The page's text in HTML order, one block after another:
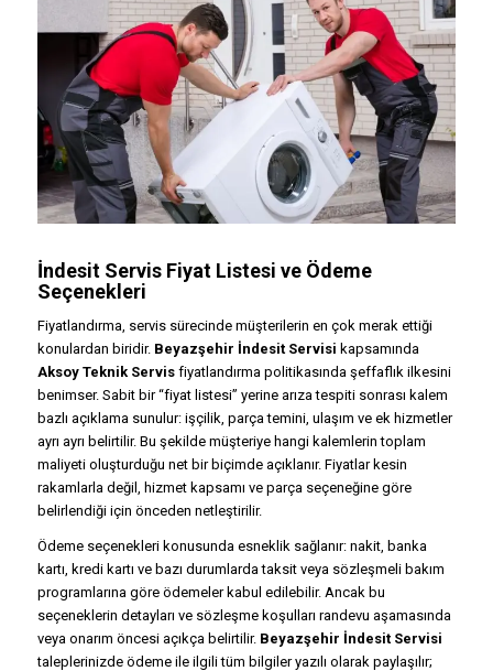
İndesit Servis Fiyat Listesi ve Ödeme
Seçenekleri
Fiyatlandırma, servis sürecinde müşterilerin en çok merak ettiği
konulardan biridir. Beyazşehir İndesit Servisi kapsamında
Aksoy Teknik Servisfiyatlandırma politikasında şeffaflık ilkesini
benimser. Sabit bir “fiyat listesi” yerine arıza tespiti sonrası kalem
bazlı açıklama sunulur: işçilik, parça temini, ulaşım ve ek hizmetler
ayrı ayrı belirtilir. Bu şekilde müşteriye hangi kalemlerin toplam
maliyeti oluşturduğu net bir biçimde açıklanır. Fiyatlar kesin
rakamlarla değil, hizmet kapsamı ve parça seçeneğine göre
belirlendiği için önceden netleştirilir.
Ödeme seçenekleri konusunda esneklik sağlanır: nakit, banka
kartı, kredi kartı ve bazı durumlarda taksit veya sözleşmeli bakım
programlarına göre ödemeler kabul edilebilir. Ancak bu
seçeneklerin detayları ve sözleşme koşulları randevu aşamasında
veya onarım öncesi açıkça belirtilir. Beyazşehir İndesit Servisi
taleplerinizde ödeme ile ilgili tüm bilgiler yazılı olarak paylaşılır;